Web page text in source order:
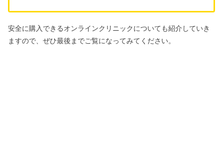
安全に購入できるオンラインクリニックについても紹介していき
ますので、ぜひ最後までご覧になってみてください。